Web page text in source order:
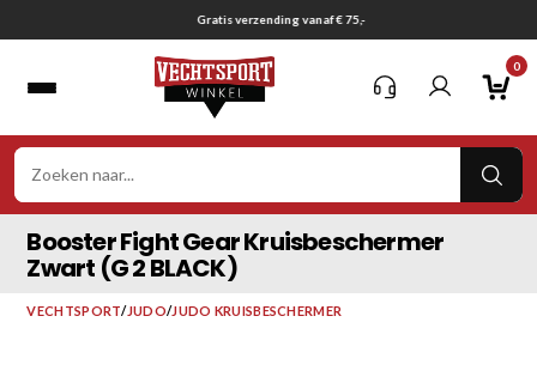
naar
Gratis verzending vanaf € 75,-
0
Booster Fight Gear Kruisbeschermer
Zwart (G 2 BLACK)
VECHTSPORT/JUDO/JUDO KRUISBESCHERMER